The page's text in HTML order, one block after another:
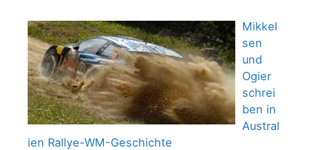
Mikkel
sen
und
Ogier
schrei
ben in
Austral
ien Rallye-WM-Geschichte